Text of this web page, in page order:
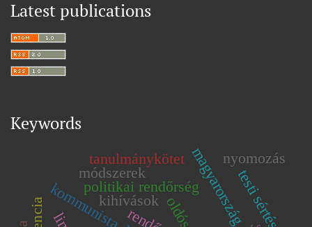
Latest publications
Keywords
politikai rendőrségmagyarország
módszerek
tanulmánykötet nyomozás
kihívások testi sértés